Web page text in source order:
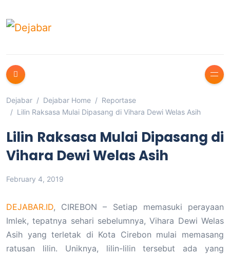
Dejabar Dejabar Home
Reportase
Lilin Raksasa Mulai Dipasang di Vihara Dewi Welas Asih
Lilin Raksasa Mulai Dipasang di
Vihara Dewi Welas Asih
February 4, 2019
DEJABAR.ID, CIREBON – Setiap memasuki perayaan
Imlek, tepatnya sehari sebelumnya, Vihara Dewi Welas
Asih yang terletak di Kota Cirebon mulai memasang
ratusan lilin. Uniknya, lilin-lilin tersebut ada yang